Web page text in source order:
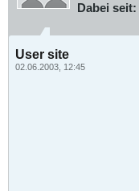
Dabei seit:
User site
02.06.2003, 12:45